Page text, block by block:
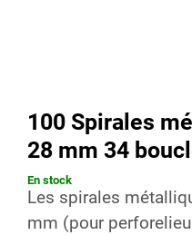
100 Spirales
28 mm 34
En stock
Les spirales
mm (pour